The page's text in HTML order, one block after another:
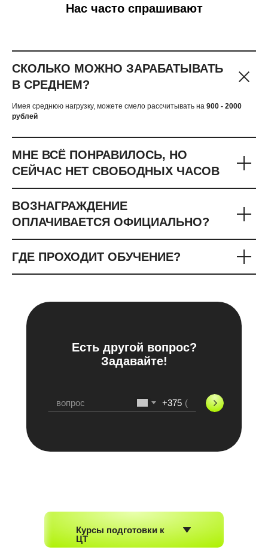
Нас часто спрашивают
СКОЛЬКО МОЖНО ЗАРАБАТЫВАТЬ
В СРЕДНЕМ?
Имея среднюю нагрузку, можете смело рассчитывать на 900 - 2000
рублей
МНЕ ВСЁ ПОНРАВИЛОСЬ, НО
СЕЙЧАС НЕТ СВОБОДНЫХ ЧАСОВ
ВОЗНАГРАЖДЕНИЕ
ОПЛАЧИВАЕТСЯ ОФИЦИАЛЬНО?
ГДЕ ПРОХОДИТ ОБУЧЕНИЕ?
Есть другой вопрос?
Задавайте!
+375
Курсы подготовки к
ЦТ